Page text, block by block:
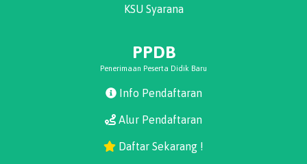
KSU Syarana
PPDB
Penerimaan Peserta Didik Baru
Info Pendaftaran
Alur Pendaftaran
Daftar Sekarang !